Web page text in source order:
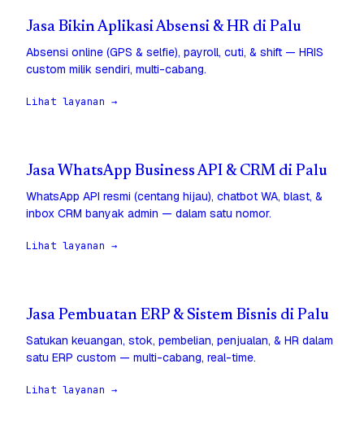
Jasa Bikin Aplikasi Absensi & HR di Palu
Absensi online (GPS & selfie), payroll, cuti, & shift — HRIS
custom milik sendiri, multi-cabang.
Lihat layanan →
Jasa WhatsApp Business API & CRM di Palu
WhatsApp API resmi (centang hijau), chatbot WA, blast, &
inbox CRM banyak admin — dalam satu nomor.
Lihat layanan →
Jasa Pembuatan ERP & Sistem Bisnis di Palu
Satukan keuangan, stok, pembelian, penjualan, & HR dalam
satu ERP custom — multi-cabang, real-time.
Lihat layanan →